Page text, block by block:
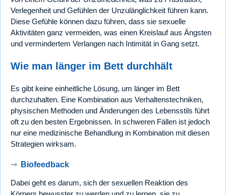
Verlegenheit und Gefühlen der Unzulänglichkeit führen kann.
Diese Gefühle können dazu führen, dass sie sexuelle
Aktivitäten ganz vermeiden, was einen Kreislauf aus Ängsten
und vermindertem Verlangen nach Intimität in Gang setzt.
Wie man länger im Bett durchhält
Es gibt keine einheitliche Lösung, um länger im Bett
durchzuhalten. Eine Kombination aus Verhaltenstechniken,
physischen Methoden und Änderungen des Lebensstils führt
oft zu den besten Ergebnissen. In schweren Fällen ist jedoch
nur eine medizinische Behandlung in Kombination mit diesen
Strategien wirksam.
➞ Biofeedback
Dabei geht es darum, sich der sexuellen Reaktion des